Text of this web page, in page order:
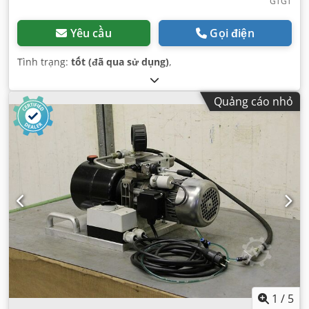
Yêu cầu Gọi điện
Tình trạng: tốt (đã qua sử dụng),
Quảng cáo nhỏ
1 / 5